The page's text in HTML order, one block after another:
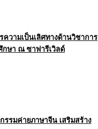
ความเป็นเลิศทางด้านวิชาการ
กษา ณ ซาฟารีเวิลด์
รรมค่ายภาษาจีน เสริมสร้าง